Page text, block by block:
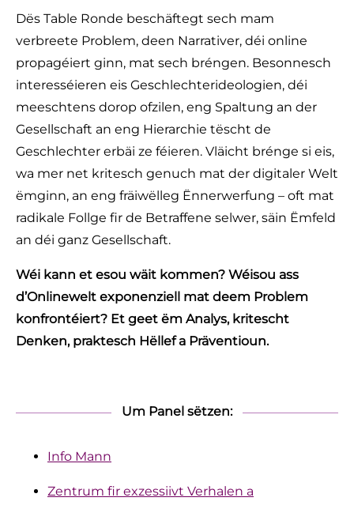
Dës Table Ronde beschäftegt sech mam
verbreete Problem, deen Narrativer, déi online
propagéiert ginn, mat sech bréngen. Besonnesch
interesséieren eis Geschlechterideologien, déi
meeschtens dorop ofzilen, eng Spaltung an der
Gesellschaft an eng Hierarchie tëscht de
Geschlechter erbäi ze féieren. Vläicht brénge si eis,
wa mer net kritesch genuch mat der digitaler Welt
ëmginn, an eng fräiwëlleg Ënnerwerfung – oft mat
radikale Follge fir de Betraffene selwer, säin Ëmfeld
an déi ganz Gesellschaft.
Wéi kann et esou wäit kommen? Wéisou ass
d’Onlinewelt exponenziell mat deem Problem
konfrontéiert? Et geet ëm Analys, kritescht
Denken, praktesch Hëllef a Präventioun.
Um Panel sëtzen:
Info Mann
Zentrum fir exzessiivt Verhalen a